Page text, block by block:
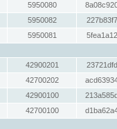
5950080
5950082
5950081
42900201
42700202
42900100
42700100